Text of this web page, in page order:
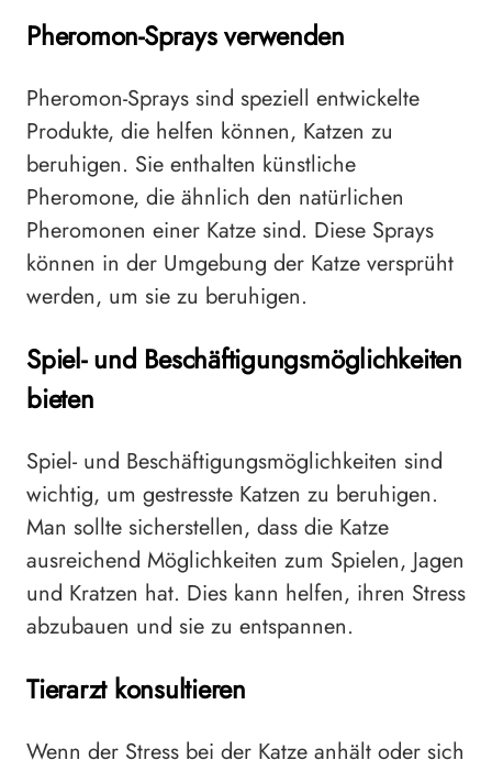
Pheromon-Sprays verwenden
Pheromon-Sprays sind speziell entwickelte
Produkte, die helfen können, Katzen zu
beruhigen. Sie enthalten künstliche
Pheromone, die ähnlich den natürlichen
Pheromonen einer Katze sind. Diese Sprays
können in der Umgebung der Katze versprüht
werden, um sie zu beruhigen.
Spiel- und Beschäftigungsmöglichkeiten
bieten
Spiel- und Beschäftigungsmöglichkeiten sind
wichtig, um gestresste Katzen zu beruhigen.
Man sollte sicherstellen, dass die Katze
ausreichend Möglichkeiten zum Spielen, Jagen
und Kratzen hat. Dies kann helfen, ihren Stress
abzubauen und sie zu entspannen.
Tierarzt konsultieren
Wenn der Stress bei der Katze anhält oder sich